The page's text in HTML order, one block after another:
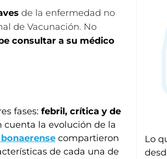
de la enfermedad no
de Vacunación. No
consultar a su médico
fases: febril, crítica y de
cuenta la evolución de la
compartieron
de cada una de
Lo